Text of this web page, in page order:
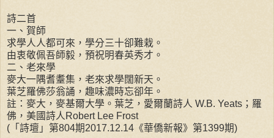
詩二首
一、賀師
求學人人都可來，學分三十卻難栽。
由衷敬佩吾師毅，預祝明春英秀才。
二、老來學
麥大一隅耆耋集，老來求學闊新天。
葉芝羅佛莎翁誦，趣味濃時忘卻年。
註：麥大，麥基爾大學。葉芝，愛爾蘭詩人 W.B. Yeats；羅
佛，美國詩人Robert Lee Frost
(「詩壇」第804期2017.12.14《華僑新報》第1399期)